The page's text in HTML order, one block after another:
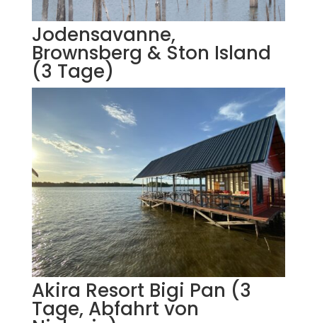
Jodensavanne,
Brownsberg & Ston Island
(3 Tage)
Akira Resort Bigi Pan (3
Tage, Abfahrt von